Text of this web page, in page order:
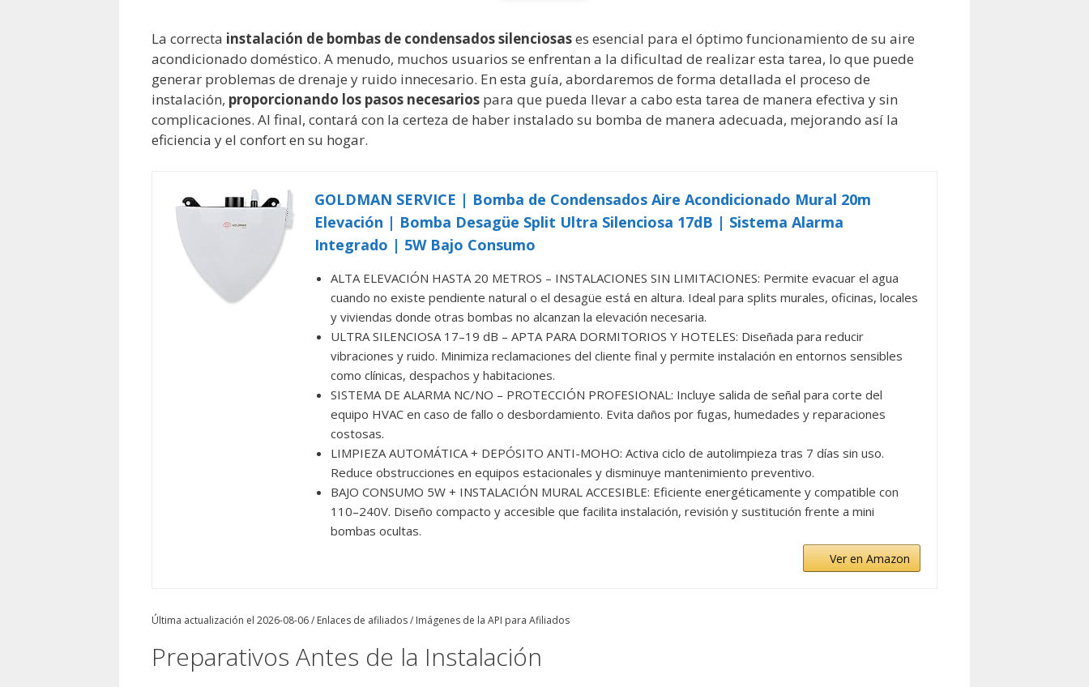
La correcta instalación de bombas de condensados silenciosases esencial para el óptimo funcionamiento de su aire
acondicionado doméstico. A menudo, muchos usuarios se enfrentan a la dificultad de realizar esta tarea, lo que puede
generar problemas de drenaje y ruido innecesario. En esta guía, abordaremos de forma detallada el proceso de
instalación, proporcionando los pasos necesarios para que pueda llevar a cabo esta tarea de manera efectiva y sin
complicaciones. Al final, contará con la certeza de haber instalado su bomba de manera adecuada, mejorando así la
eficiencia y el confort en su hogar.
GOLDMAN SERVICE | Bomba de Condensados Aire Acondicionado Mural 20m
Elevación | Bomba Desagüe Split Ultra Silenciosa 17dB | Sistema Alarma
Integrado | 5W Bajo Consumo
ALTA ELEVACIÓN HASTA 20 METROS – INSTALACIONES SIN LIMITACIONES: Permite evacuar el agua
cuando no existe pendiente natural o el desagüe está en altura. Ideal para splits murales, oficinas, locales
y viviendas donde otras bombas no alcanzan la elevación necesaria.
ULTRA SILENCIOSA 17–19 dB – APTA PARA DORMITORIOS Y HOTELES: Diseñada para reducir
vibraciones y ruido. Minimiza reclamaciones del cliente final y permite instalación en entornos sensibles
como clínicas, despachos y habitaciones.
SISTEMA DE ALARMA NC/NO – PROTECCIÓN PROFESIONAL: Incluye salida de señal para corte del
equipo HVAC en caso de fallo o desbordamiento. Evita daños por fugas, humedades y reparaciones
costosas.
LIMPIEZA AUTOMÁTICA + DEPÓSITO ANTI-MOHO: Activa ciclo de autolimpieza tras 7 días sin uso.
Reduce obstrucciones en equipos estacionales y disminuye mantenimiento preventivo.
BAJO CONSUMO 5W + INSTALACIÓN MURAL ACCESIBLE: Eficiente energéticamente y compatible con
110–240V. Diseño compacto y accesible que facilita instalación, revisión y sustitución frente a mini
bombas ocultas.
Ver en Amazon
Última actualización el 2026-08-06 / Enlaces de afiliados / Imágenes de la API para Afiliados
Preparativos Antes de la Instalación